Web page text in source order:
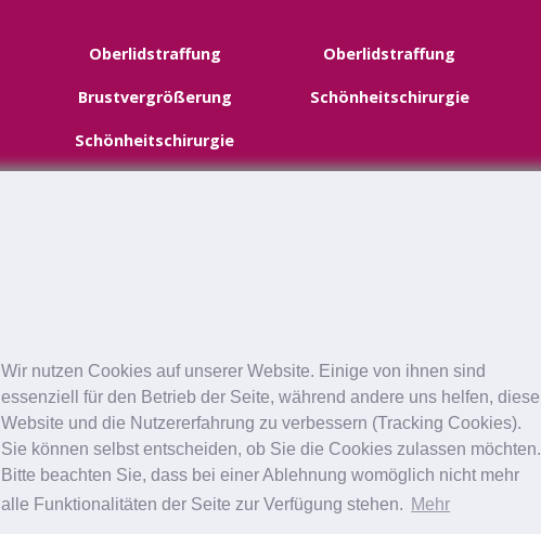
Wir nutzen Cookies auf unserer Website. Einige von ihnen sind
essenziell für den Betrieb der Seite, während andere uns helfen, diese
Website und die Nutzererfahrung zu verbessern (Tracking Cookies).
Sie können selbst entscheiden, ob Sie die Cookies zulassen möchten.
Bitte beachten Sie, dass bei einer Ablehnung womöglich nicht mehr
alle Funktionalitäten der Seite zur Verfügung stehen. Mehr
Oberlidstraffung
Brustvergrößerung
Schönheitschirurgie
Oberlidstraffung
Schönheitschirurgie